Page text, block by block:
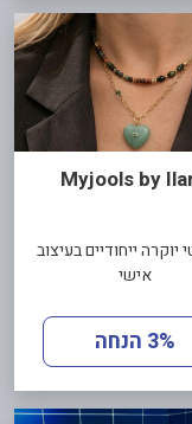
Myjools by
יוקרה ייחודיים בעיצוב
אישי
3% הנחה